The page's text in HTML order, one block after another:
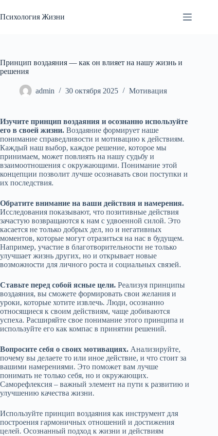
к
сути
Психология Жизни
Принцип воздаяния — как он влияет на нашу жизнь и
решения
admin 30 октября 2025 Мотивация
Изучите принцип воздаяния и осознанно используйте
его в своей жизни. Воздаяние формирует наше
понимание справедливости и мотивацию к действиям.
Каждый наш выбор, каждое решение, которое мы
принимаем, может повлиять на нашу судьбу и
взаимоотношения с окружающими. Понимание этой
концепции позволит лучше осознавать свои поступки и
их последствия.
Обратите внимание на ваши действия и намерения.
Исследования показывают, что позитивные действия
зачастую возвращаются к нам с удвоенной силой. Это
касается не только добрых дел, но и негативных
моментов, которые могут отразиться на нас в будущем.
Например, участие в благотворительности не только
улучшает жизнь других, но и открывает новые
возможности для личного роста и социальных связей.
Ставьте перед собой ясные цели. Реализуя принципы
воздаяния, вы сможете формировать свои желания и
уроки, которые хотите извлечь. Люди, осознанно
относящиеся к своим действиям, чаще добиваются
успеха. Расширяйте свое понимание этого принципа и
используйте его как компас в принятии решений.
Вопросите себя о своих мотивациях. Анализируйте,
почему вы делаете то или иное действие, и что стоит за
вашими намерениями. Это поможет вам лучше
понимать не только себя, но и окружающих.
Саморефлексия – важный элемент на пути к развитию и
улучшению качества жизни.
Используйте принцип воздаяния как инструмент для
построения гармоничных отношений и достижения
целей. Осознанный подход к жизни и действиям